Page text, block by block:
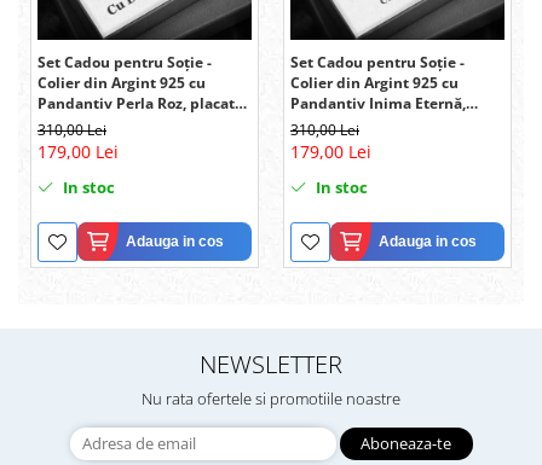
Set Cadou pentru Soție -
Colier din Argint 925 cu
Pandantiv Perla Roz, placat
cu rodiu, în Cutie Elegantă cu
Mesaj Emoționant
310,00 Lei
179,00 Lei
In stoc
Adauga in cos
Set Cadou pentru Soție -
Colier din Argint 925 cu
Pandantiv Inima Eternă,
placat cu rodiu, în Cutie
Elegantă cu Mesaj
Personalizat
310,00 Lei
179,00 Lei
In stoc
Adauga in cos
NEWSLETTER
Nu rata ofertele si promotiile noastre